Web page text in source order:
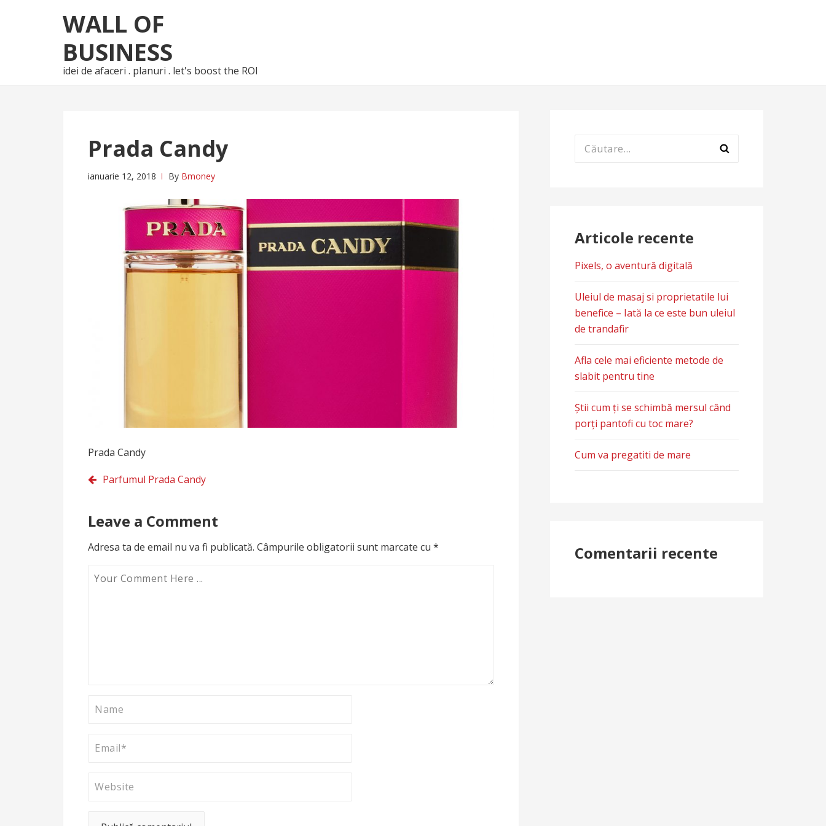
to
to
WALL OF
BUSINESS
idei de afaceri . planuri . let's boost the ROI
Prada Candy
ianuarie 12, 2018 By Bmoney
Prada Candy
Navigare
articole
Parfumul Prada Candy
Leave a Comment
Adresa ta de email nu va fi publicată. Câmpurile obligatorii sunt marcate cu *
Caută
Articole recente
Pixels, o aventură digitală
Uleiul de masaj si proprietatile lui
benefice – Iată la ce este bun uleiul
de trandafir
Afla cele mai eficiente metode de
slabit pentru tine
Știi cum ți se schimbă mersul când
porți pantofi cu toc mare?
Cum va pregatiti de mare
Comentarii recente